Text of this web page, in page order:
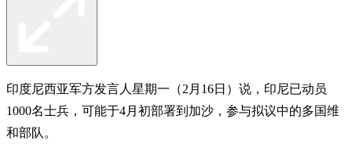
印度尼西亚军方发言人星期一（2月16日）说，印尼已动员
1000名士兵，可能于4月初部署到加沙，参与拟议中的多国维
和部队。